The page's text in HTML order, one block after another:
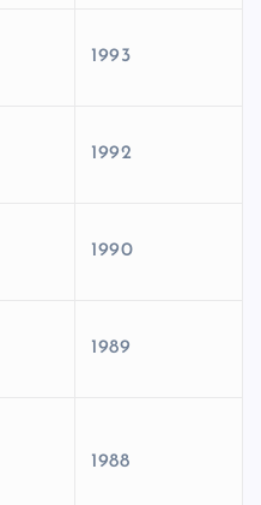
1993
1992
1990
1989
1988